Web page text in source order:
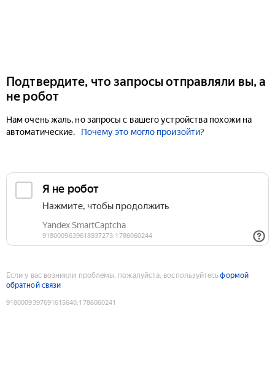
Подтвердите, что запросы отправляли вы, а
не робот
Нам очень жаль, но запросы с вашего устройства похожи на
автоматические.
Почему это могло произойти?
Если у вас возникли проблемы, пожалуйста, воспользуйтесьформой
обратной связи
9180009397691615640:1786060241